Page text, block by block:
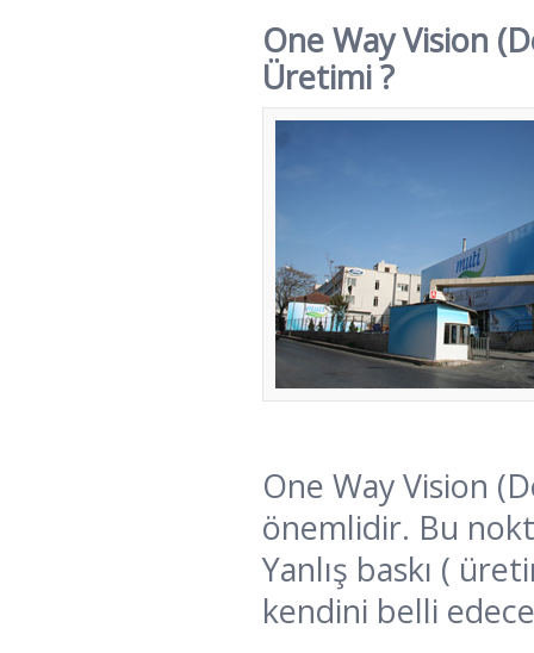
One Way Vision
Üretimi ?
One Way Vision
önemlidir. Bu
Yanlış baskı (
kendini belli